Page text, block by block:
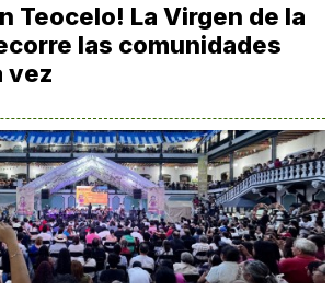
Teocelo! La Virgen de la
las comunidades
vez